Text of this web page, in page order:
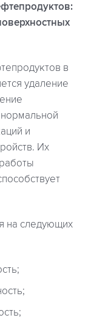
в
удаление
и
Их
на следующих